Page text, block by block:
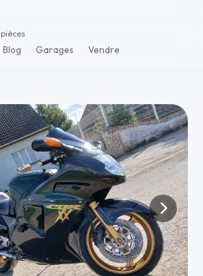
Blog Garages Vendre